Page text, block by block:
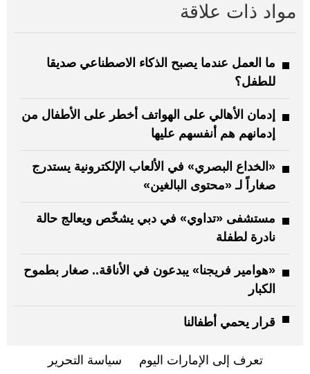
مواد ذات علاقة
ما العمل عندما يصبح الذكاء الاصطناعي صديقا
للطفل؟
إدمان الأهالي على الهواتف أخطر على الأطفال من
إدمانهم هم أنفسهم عليها
«الخداع البصري» في الألعاب الإلكترونية يستدرج
صغاراً لـ «محتوى البالغين»
مستشفى «تداوي» في دبي يشخّص ويعالج حالة
نادرة لطفلة
«هوامير فريجنا» يبدعون في الأناقة.. صغار بطموح
الكبار
قرار يحمي أطفالنا
تعرف إلى الإمارات اليوم سياسة التحرير